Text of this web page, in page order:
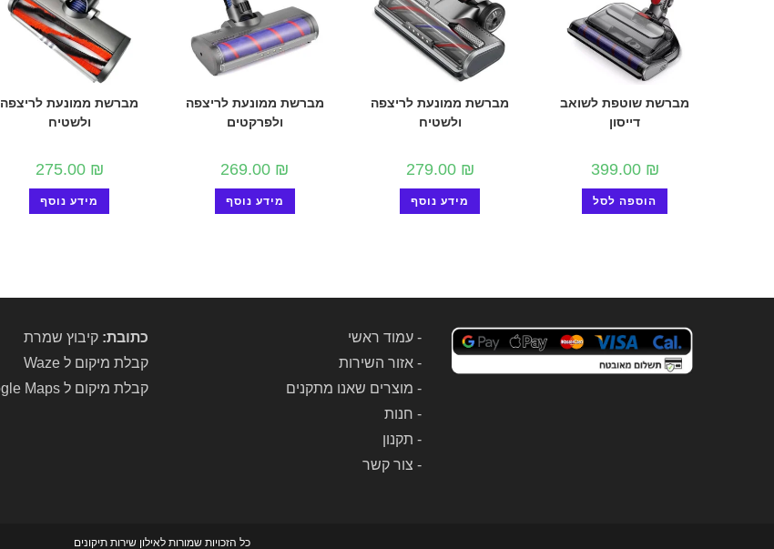
מברשת שוטפת לשואב
דייסון
399.00 ₪
הוספה לסל
מברשת ממונעת לריצפה
ולשטיח
279.00 ₪
מידע נוסף
מברשת ממונעת לריצפה
ולפרקטים
269.00 ₪
מידע נוסף
מברשת ממונעת לריצפה
ולשטיח
275.00 ₪
מידע נוסף
- עמוד ראשי
- אזור השירות
- מוצרים שאנו מתקנים
- חנות
- תקנון
- צור קשר
כתובת: קיבוץ שמרת
קבלת מיקום ל Waze
קבלת מיקום ל Google Maps
כל הזכויות שמורות לאילון שירות תיקונים